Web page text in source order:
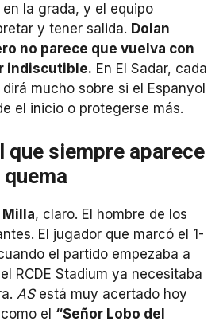
la grada, y el equipo
y tener salida. Dolan
no parece que vuelva con
indiscutible. En El Sadar, cada
mucho sobre si el Espanyol
el inicio o protegerse más.
que siempre aparece
Milla, claro. El hombre de los
El jugador que marcó el 1-
el partido empezaba a
RCDE Stadium ya necesitaba
ASestá muy acertado hoy
el “Señor Lobo del